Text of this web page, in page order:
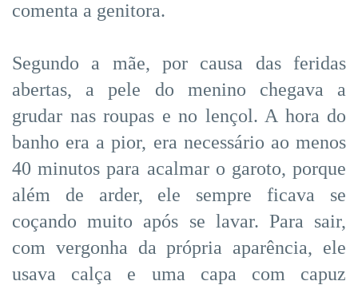
comenta a genitora.
Segundo a mãe, por causa das feridas
abertas, a pele do menino chegava a
grudar nas roupas e no lençol. A hora do
banho era a pior, era necessário ao menos
40 minutos para acalmar o garoto, porque
além de arder, ele sempre ficava se
coçando muito após se lavar. Para sair,
com vergonha da própria aparência, ele
usava calça e uma capa com capuz